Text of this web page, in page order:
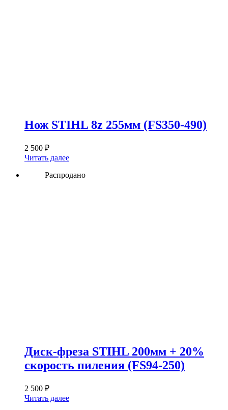
Нож STIHL 8z 255мм (FS350-490)
2 500 ₽
Читать далее
Распродано
Диск-фреза STIHL 200мм + 20%
скорость пиления (FS94-250)
2 500 ₽
Читать далее